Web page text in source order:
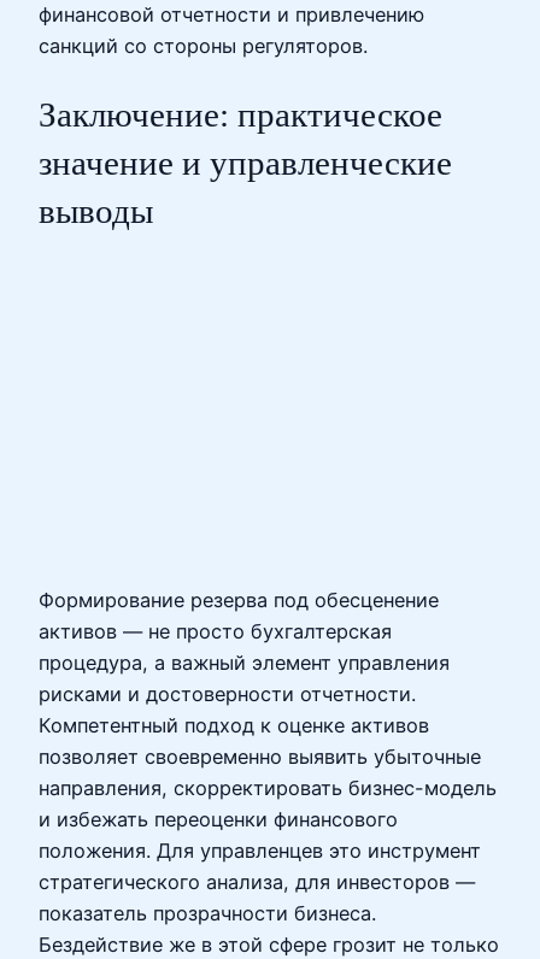
финансовой отчетности и привлечению
санкций со стороны регуляторов.
Заключение: практическое
значение и управленческие
выводы
Формирование резерва под обесценение
активов — не просто бухгалтерская
процедура, а важный элемент управления
рисками и достоверности отчетности.
Компетентный подход к оценке активов
позволяет своевременно выявить убыточные
направления, скорректировать бизнес-модель
и избежать переоценки финансового
положения. Для управленцев это инструмент
стратегического анализа, для инвесторов —
показатель прозрачности бизнеса.
Бездействие же в этой сфере грозит не только